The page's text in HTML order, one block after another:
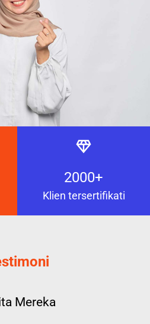
2000+
Klien tersertifikati
Mereka